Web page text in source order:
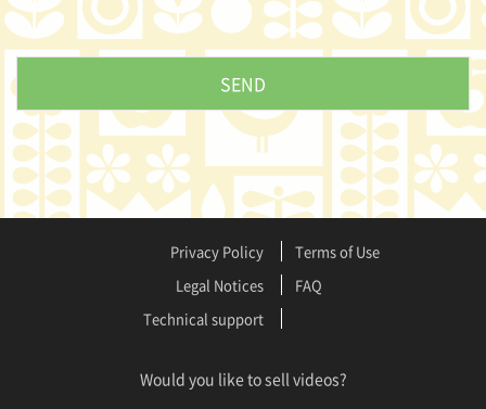
Privacy Policy
Terms of Use
Legal Notices
FAQ
Technical support
Would you like to sell videos?